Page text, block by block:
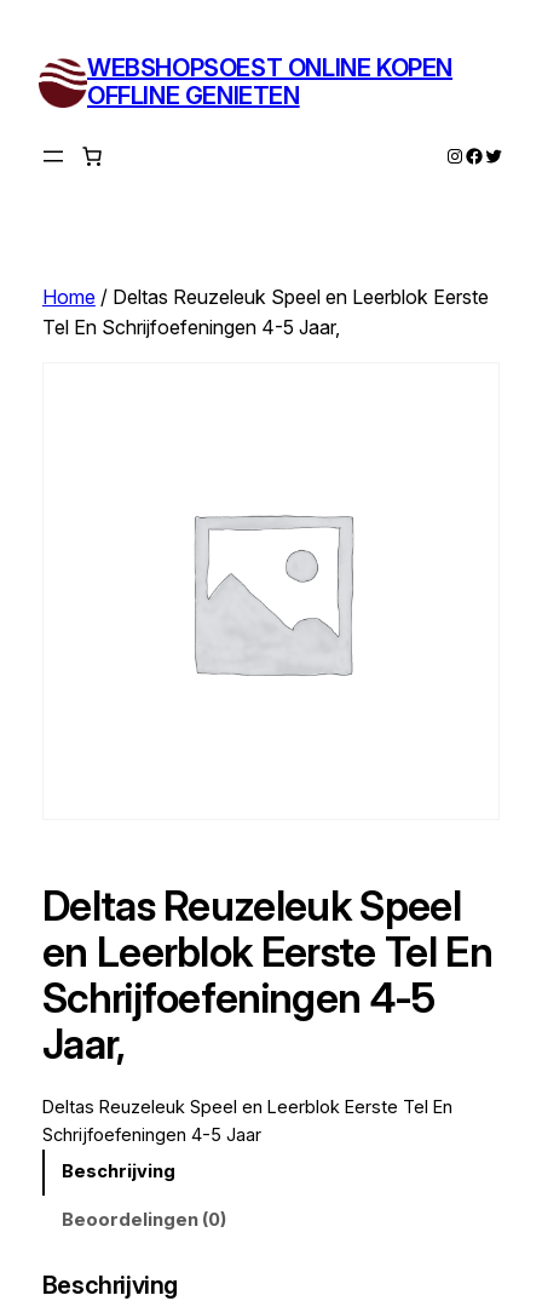
inhoud
WEBSHOPSOEST ONLINE KOPEN
OFFLINE GENIETEN
Instagram
Twitter
Home/ Deltas Reuzeleuk Speel en Leerblok Eerste
Tel En Schrijfoefeningen 4-5 Jaar,
Deltas Reuzeleuk Speel
en Leerblok Eerste Tel En
Schrijfoefeningen 4-5
Jaar,
Deltas Reuzeleuk Speel en Leerblok Eerste Tel En
Schrijfoefeningen 4-5 Jaar
Beschrijving
Beoordelingen (0)
Beschrijving